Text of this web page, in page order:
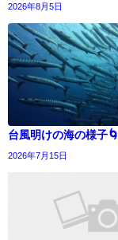
2026年8月5日
台風明けの海の様子🌀
2026年7月15日